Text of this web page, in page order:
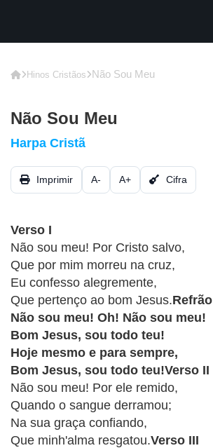
GRÁTIS
GUITAR
CIFRA
VÍDEO
HINOS
CRISTÃOS
TEORIA
MUSICAL
MINI
DOC
Hinos Cristãos Não Sou Meu
Não Sou Meu
Harpa Cristã
Imprimir A- A+ Cifra
Verso I
Não sou meu! Por Cristo salvo,
Que por mim morreu na cruz,
Eu confesso alegremente,
Que pertenço ao bom Jesus.Refrão
Não sou meu! Oh! Não sou meu!
Bom Jesus, sou todo teu!
Hoje mesmo e para sempre,
Bom Jesus, sou todo teu!Verso II
Não sou meu! Por ele remido,
Quando o sangue derramou;
Na sua graça confiando,
Que minh'alma resgatou.Verso III